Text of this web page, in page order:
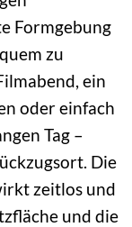
Formgebung
zu
ein
oder einfach
Tag –
Die
zeitlos und
und die